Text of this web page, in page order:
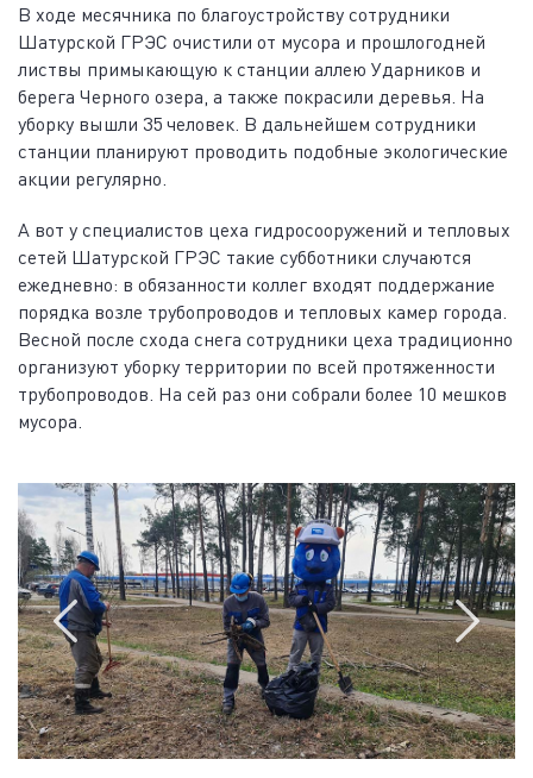
В ходе месячника по благоустройству сотрудники
Шатурской ГРЭС очистили от мусора и прошлогодней
листвы примыкающую к станции аллею Ударников и
берега Черного озера, а также покрасили деревья. На
уборку вышли 35 человек. В дальнейшем сотрудники
станции планируют проводить подобные экологические
акции регулярно.
А вот у специалистов цеха гидросооружений и тепловых
сетей Шатурской ГРЭС такие субботники случаются
ежедневно: в обязанности коллег входят поддержание
порядка возле трубопроводов и тепловых камер города.
Весной после схода снега сотрудники цеха традиционно
организуют уборку территории по всей протяженности
трубопроводов. На сей раз они собрали более 10 мешков
мусора.